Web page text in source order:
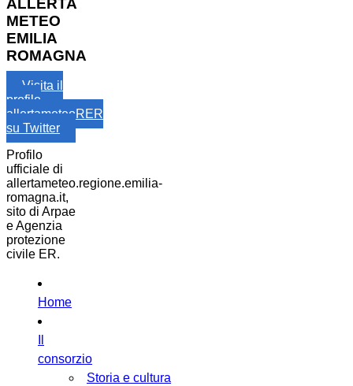
ALLERTA
METEO
EMILIA
ROMAGNA
Visita il
profilo
allertameteoRER
su Twitter
Profilo
ufficiale di
allertameteo.regione.emilia-
romagna.it,
sito di Arpae
e Agenzia
protezione
civile ER.
Home
consorzio
Storia e cultura